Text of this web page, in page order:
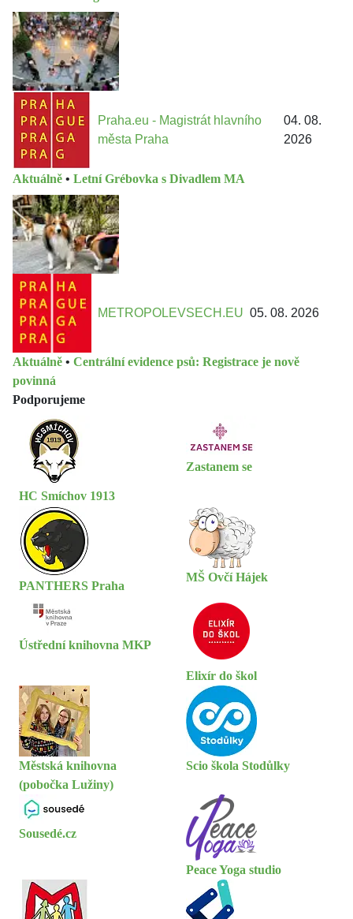
Praha.eu - Magistrát hlavního
města Praha
04. 08.
2026
Aktuálně • Letní Grébovka s Divadlem MA
METROPOLEVSECH.EU 05. 08. 2026
Aktuálně • Centrální evidence psů: Registrace je nově
povinná
Podporujeme
HC Smíchov 1913
Zastanem se
PANTHERS Praha
MŠ Ovčí Hájek
Ústřední knihovna MKP
Elixír do škol
Městská knihovna
(pobočka Lužiny)
Scio škola Stodůlky
Sousedé.cz
Peace Yoga studio